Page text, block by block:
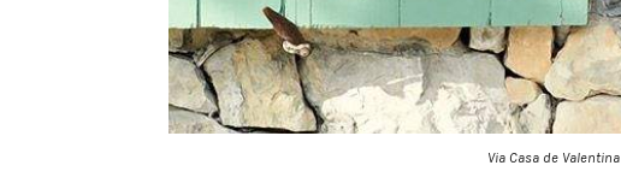
Via Casa de Valentina